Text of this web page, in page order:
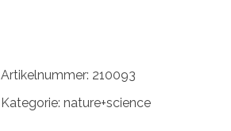
Artikelnummer: 210093
Kategorie: nature+science